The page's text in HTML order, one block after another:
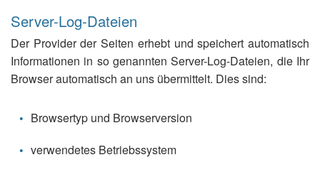
Server-Log-Dateien
Der Provider der Seiten erhebt und speichert automatisch
Informationen in so genannten Server-Log-Dateien, die Ihr
Browser automatisch an uns übermittelt. Dies sind:
Browsertyp und Browserversion
verwendetes Betriebssystem